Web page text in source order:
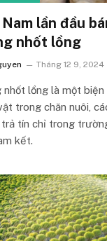
lần đầu
nhốt lồng
Tháng 12 9, 2024
nhốt lồng là một
trong chăn nuôi,
tín chỉ trong
kết.